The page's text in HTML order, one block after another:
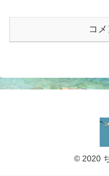
コ
© 2020